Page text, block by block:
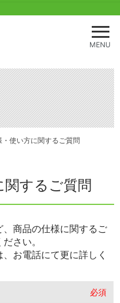
メ
ニ
を
開
く
MENU
・使い方に関するご質問
するご質問
商品の仕様に関するご
さい。
お電話にて更に詳しく
必須